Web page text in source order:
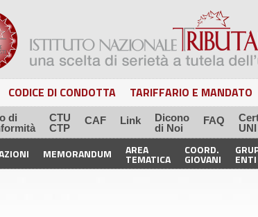
CODICE DI CONDOTTA TARIFFARIO E MANDATO
di
CTU
CTP
CAF Link
Dicono
di Noi
FAQ
MEMORANDUM AREA
TEMATICA
COORD.
GIOVANI